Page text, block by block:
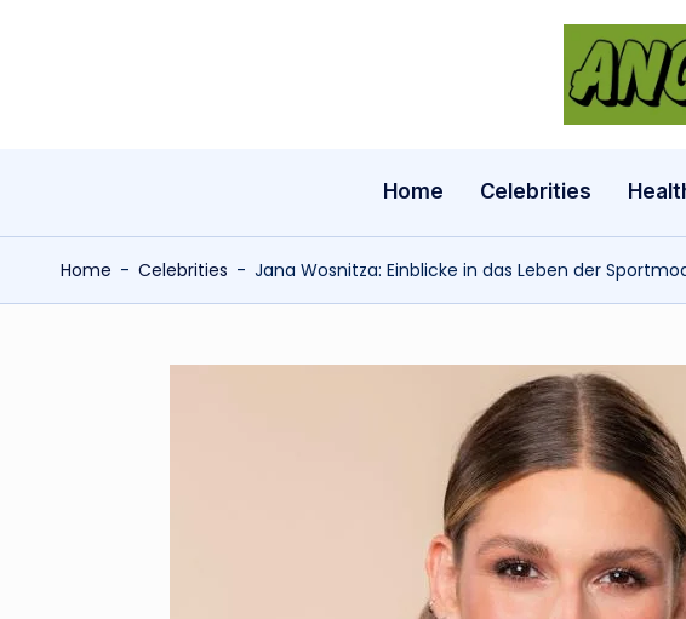
Home Celebrities
Home - Celebrities - Jana Wosnitza: Einblicke in das Leben der